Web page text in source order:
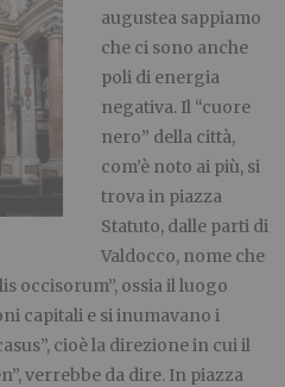
augustea sappiamo
che ci sono anche
poli di energia
negativa. Il “cuore
nero” della città,
com’è noto ai più, si
trova in piazza
Statuto, dalle parti di
Valdocco, nome che
occisorum”, ossia il luogo
capitali e si inumavano i
cioè la direzione in cui il
verrebbe da dire. In piazza